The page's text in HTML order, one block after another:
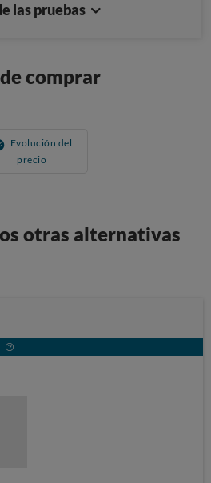
las pruebas
comprar
Evolución del
precio
otras alternativas